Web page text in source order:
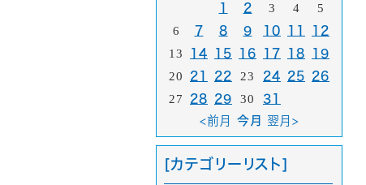
1 2 3 4
5
6
7 8 9 10 11 12
13 14 15 16 17 18 19
20 21 22 23 24 25 26
27 28 29 30
31
<前月
今月 翌月>
[カテゴリーリスト]